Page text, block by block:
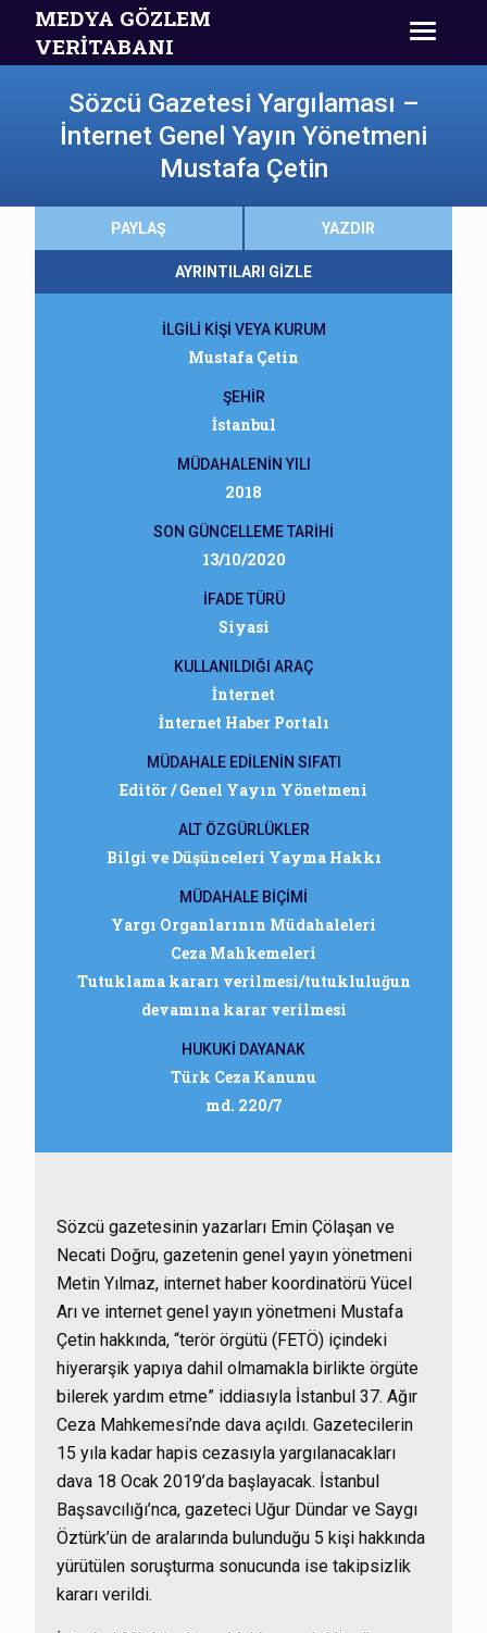
MEDYA GÖZLEM
VERİTABANI
Sözcü Gazetesi Yargılaması –
İnternet Genel Yayın Yönetmeni
Mustafa Çetin
PAYLAŞ YAZDIR
AYRINTILARI GİZLE
İLGİLİ KİŞİ VEYA KURUM
Mustafa Çetin
ŞEHİR
İstanbul
MÜDAHALENİN YILI
2018
SON GÜNCELLEME TARİHİ
13/10/2020
İFADE TÜRÜ
Siyasi
KULLANILDIĞI ARAÇ
İnternet
İnternet Haber Portalı
MÜDAHALE EDİLENİN SIFATI
Editör / Genel Yayın Yönetmeni
ALT ÖZGÜRLÜKLER
Bilgi ve Düşünceleri Yayma Hakkı
MÜDAHALE BİÇİMİ
Yargı Organlarının Müdahaleleri
Ceza Mahkemeleri
Tutuklama kararı verilmesi/tutukluluğun
devamına karar verilmesi
HUKUKİ DAYANAK
Türk Ceza Kanunu
md. 220/7
Sözcü gazetesinin yazarları Emin Çölaşan ve
Necati Doğru, gazetenin genel yayın yönetmeni
Metin Yılmaz, internet haber koordinatörü Yücel
Arı ve internet genel yayın yönetmeni Mustafa
Çetin hakkında, “terör örgütü (FETÖ) içindeki
hiyerarşik yapıya dahil olmamakla birlikte örgüte
bilerek yardım etme” iddiasıyla İstanbul 37. Ağır
Ceza Mahkemesi’nde dava açıldı. Gazetecilerin
15 yıla kadar hapis cezasıyla yargılanacakları
dava 18 Ocak 2019’da başlayacak. İstanbul
Başsavcılığı’nca, gazeteci Uğur Dündar ve Saygı
Öztürk’ün de aralarında bulunduğu 5 kişi hakkında
yürütülen soruşturma sonucunda ise takipsizlik
kararı verildi.